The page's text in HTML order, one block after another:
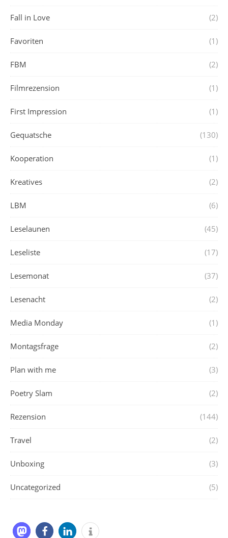
Fall in Love (2)
Favoriten (1)
FBM (2)
Filmrezension (1)
First Impression (1)
Gequatsche (130)
Kooperation (1)
Kreatives (2)
LBM (6)
Leselaunen (45)
Leseliste (17)
Lesemonat (37)
Lesenacht (2)
Media Monday (1)
Montagsfrage (2)
Plan with me (3)
Poetry Slam (2)
Rezension (144)
Travel (2)
Unboxing (3)
Uncategorized (5)